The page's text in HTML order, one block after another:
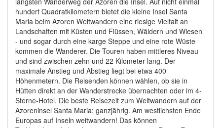
hundert Quadratkilometern bietet die kleine Insel Santa
Maria beim Azoren Weitwandern eine riesige Vielfalt an
Landschaften mit Küsten und Flüssen, Wäldern und Wiesen
- und sogar durch eine karge Steppe und eine rote Wüste
kommen die Wanderer. Die Touren haben mittleres Niveau
und sind zwischen zehn und 22 Kilometer lang. Der
maximale Anstieg und Abstieg liegt bei etwa 400
Höhenmetern. Die Reisenden können wählen, ob sie in
Hütten direkt an der Wanderstrecke übernachten oder im 4-
Sterne-Hotel. Die beste Reisezeit zum Weitwandern auf der
Azoreninsel Santa Maria: ganzjährig. Am westlichsten Ende
Europas auf Inseln weitwandern! Das können